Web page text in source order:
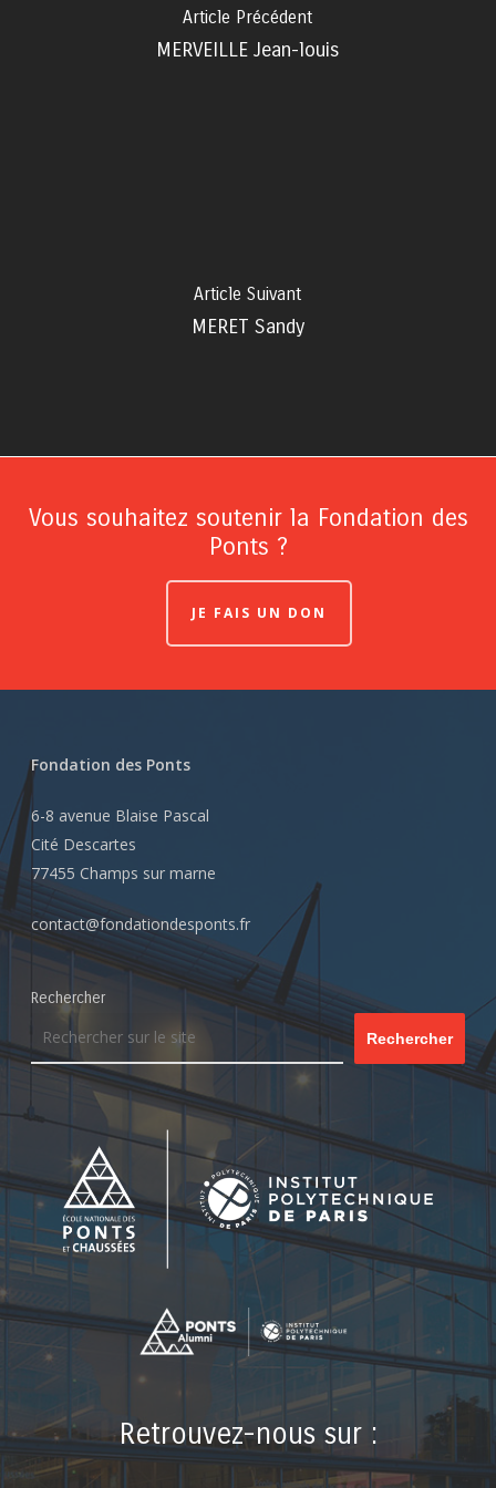
Article Précédent
MERVEILLE Jean-louis
Article Suivant
MERET Sandy
Vous souhaitez soutenir la Fondation des
Ponts ?
JE FAIS UN DON
Fondation des Ponts
6-8 avenue Blaise Pascal
Cité Descartes
77455 Champs sur marne
contact@fondationdesponts.fr
Rechercher
Rechercher
Retrouvez-nous sur :